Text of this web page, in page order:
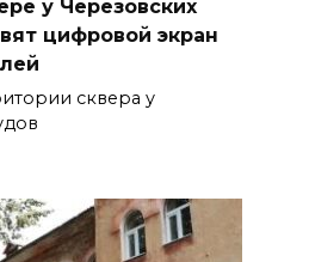
у Черезовских
цифровой экран
сквера у